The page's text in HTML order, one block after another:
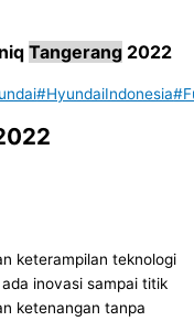
Tangerang 2022
#HyundaiIndonesia
keterampilan teknologi
inovasi sampai titik
ketenangan tanpa